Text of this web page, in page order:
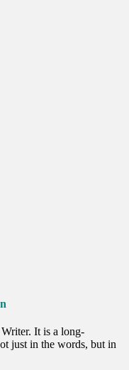
It is a long-
just in the words, but in